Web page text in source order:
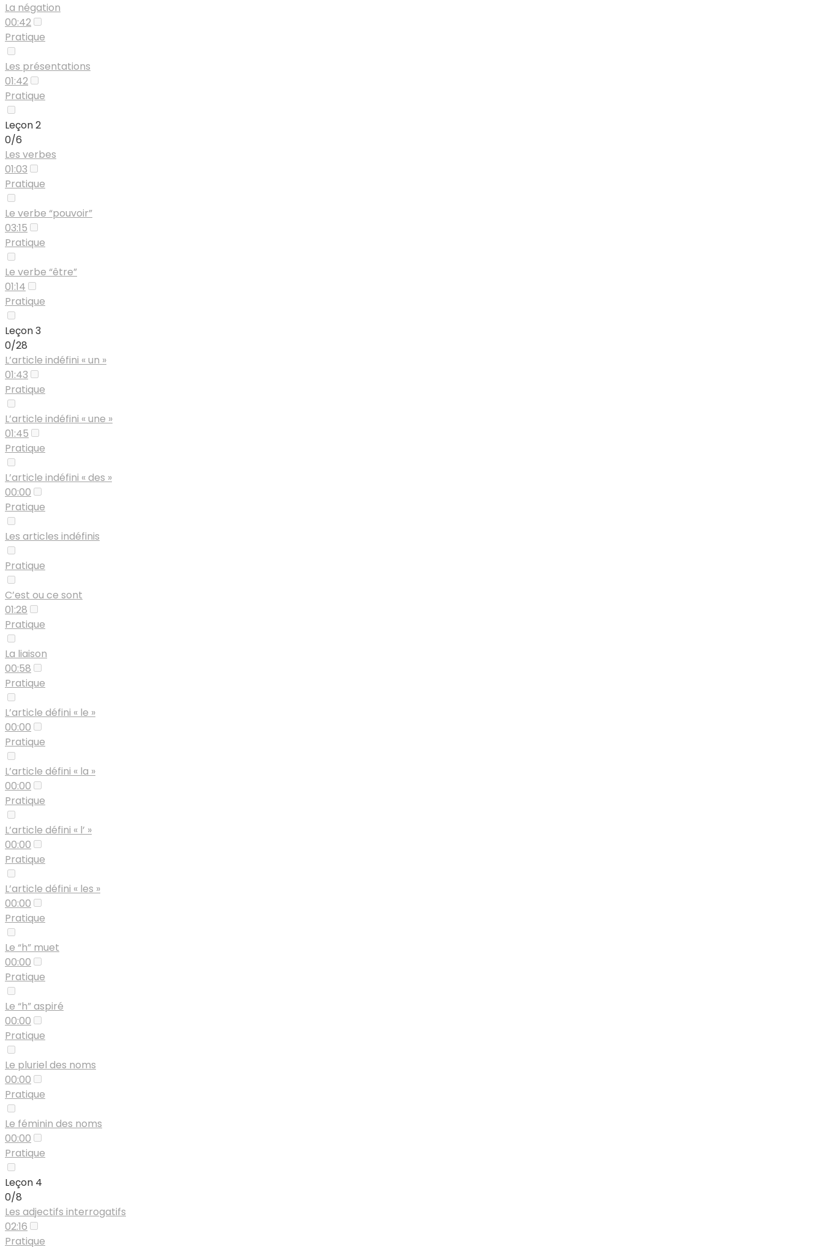
La négation
00:42
Pratique
Les présentations
01:42
Pratique
Leçon 2
0/6
Les verbes
01:03
Pratique
Le verbe “pouvoir”
03:15
Pratique
Le verbe “être”
01:14
Pratique
Leçon 3
0/28
L’article indéfini « un »
01:43
Pratique
L’article indéfini « une »
01:45
Pratique
L’article indéfini « des »
00:00
Pratique
Les articles indéfinis
Pratique
C’est ou ce sont
01:28
Pratique
La liaison
00:58
Pratique
L’article défini « le »
00:00
Pratique
L’article défini « la »
00:00
Pratique
L’article défini « l’ »
00:00
Pratique
L’article défini « les »
00:00
Pratique
Le “h” muet
00:00
Pratique
Le “h” aspiré
00:00
Pratique
Le pluriel des noms
00:00
Pratique
Le féminin des noms
00:00
Pratique
Leçon 4
0/8
Les adjectifs interrogatifs
02:16
Pratique